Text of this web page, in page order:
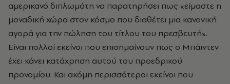
αμερικανό διπλωμάτη να παρατηρήσει πως «είμαστε η
μοναδική χώρα στον κόσμο που διαθέτει μια κανονική
αγορά για την πώληση του τίτλου του πρεσβευτή».
Είναι πολλοί εκείνοι που επισημαίνουν πως ο Μπάιντεν
έχει κάνει κατάχρηση αυτού του προεδρικού
προνομίου. Και ακόμη περισσότεροι εκείνοι που